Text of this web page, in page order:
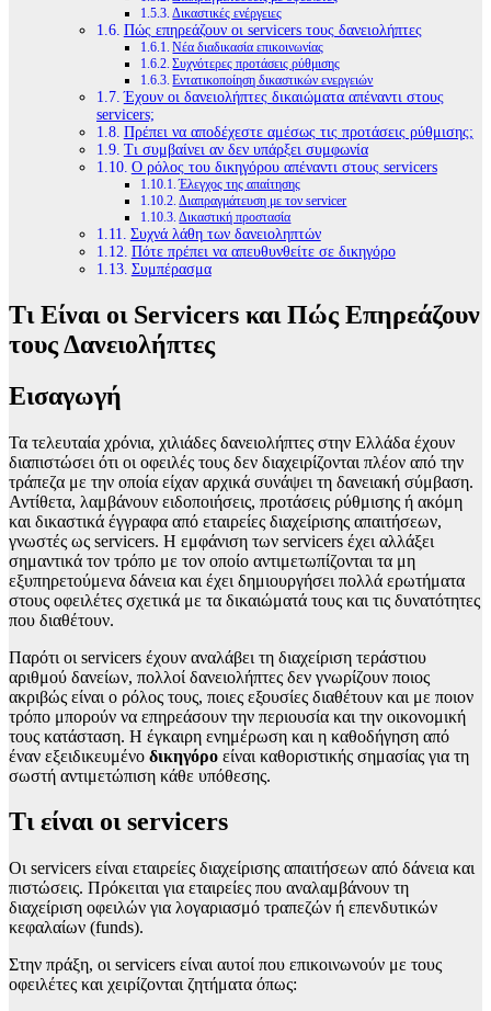
Δικαστικές ενέργειες
Πώς επηρεάζουν οι servicers τους δανειολήπτες
Νέα διαδικασία επικοινωνίας
Συχνότερες προτάσεις ρύθμισης
Εντατικοποίηση δικαστικών ενεργειών
Έχουν οι δανειολήπτες δικαιώματα απέναντι στους
servicers;
Πρέπει να αποδέχεστε αμέσως τις προτάσεις ρύθμισης;
Τι συμβαίνει αν δεν υπάρξει συμφωνία
Ο ρόλος του δικηγόρου απέναντι στους servicers
Έλεγχος της απαίτησης
Διαπραγμάτευση με τον servicer
Δικαστική προστασία
Συχνά λάθη των δανειοληπτών
Πότε πρέπει να απευθυνθείτε σε δικηγόρο
Συμπέρασμα
Τι Είναι οι Servicers και Πώς Επηρεάζουν
τους Δανειολήπτες
Εισαγωγή
Τα τελευταία χρόνια, χιλιάδες δανειολήπτες στην Ελλάδα έχουν
διαπιστώσει ότι οι οφειλές τους δεν διαχειρίζονται πλέον από την
τράπεζα με την οποία είχαν αρχικά συνάψει τη δανειακή σύμβαση.
Αντίθετα, λαμβάνουν ειδοποιήσεις, προτάσεις ρύθμισης ή ακόμη
και δικαστικά έγγραφα από εταιρείες διαχείρισης απαιτήσεων,
γνωστές ως servicers. Η εμφάνιση των servicers έχει αλλάξει
σημαντικά τον τρόπο με τον οποίο αντιμετωπίζονται τα μη
εξυπηρετούμενα δάνεια και έχει δημιουργήσει πολλά ερωτήματα
στους οφειλέτες σχετικά με τα δικαιώματά τους και τις δυνατότητες
που διαθέτουν.
Παρότι οι servicers έχουν αναλάβει τη διαχείριση τεράστιου
αριθμού δανείων, πολλοί δανειολήπτες δεν γνωρίζουν ποιος
ακριβώς είναι ο ρόλος τους, ποιες εξουσίες διαθέτουν και με ποιον
τρόπο μπορούν να επηρεάσουν την περιουσία και την οικονομική
τους κατάσταση. Η έγκαιρη ενημέρωση και η καθοδήγηση από
έναν εξειδικευμένο δικηγόρο είναι καθοριστικής σημασίας για τη
σωστή αντιμετώπιση κάθε υπόθεσης.
Τι είναι οι servicers
Οι servicers είναι εταιρείες διαχείρισης απαιτήσεων από δάνεια και
πιστώσεις. Πρόκειται για εταιρείες που αναλαμβάνουν τη
διαχείριση οφειλών για λογαριασμό τραπεζών ή επενδυτικών
κεφαλαίων (funds).
Στην πράξη, οι servicers είναι αυτοί που επικοινωνούν με τους
οφειλέτες και χειρίζονται ζητήματα όπως: